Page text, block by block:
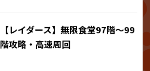
【レイダース】無限食堂97階～99
階攻略・高速周回